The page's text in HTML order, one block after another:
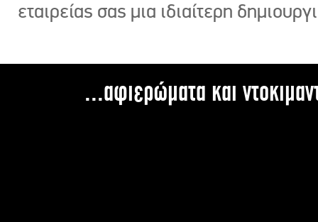
εταιρείας σας μια ιδιαίτερη
...αφιερώματα και